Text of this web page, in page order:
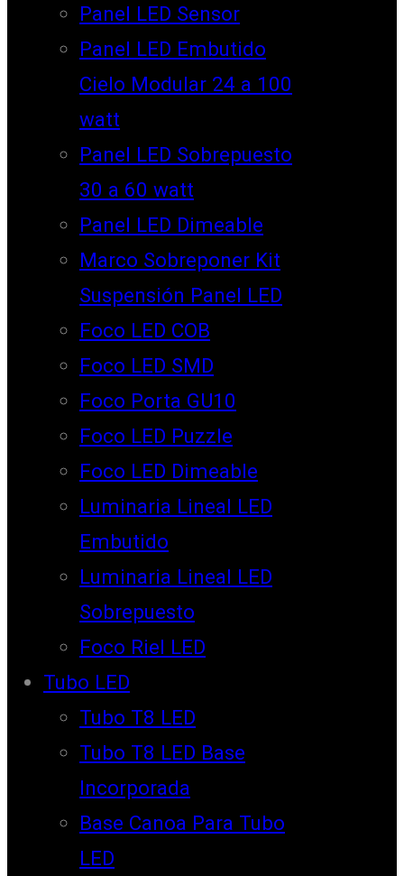
Panel LED Sensor
Panel LED Embutido
Cielo Modular 24 a 100
watt
Panel LED Sobrepuesto
30 a 60 watt
Panel LED Dimeable
Marco Sobreponer Kit
Suspensión Panel LED
Foco LED COB
Foco LED SMD
Foco Porta GU10
Foco LED Puzzle
Foco LED Dimeable
Luminaria Lineal LED
Embutido
Luminaria Lineal LED
Sobrepuesto
Foco Riel LED
Tubo LED
Tubo T8 LED
Tubo T8 LED Base
Incorporada
Base Canoa Para Tubo
LED